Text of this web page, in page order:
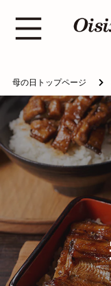
母の日トップページ